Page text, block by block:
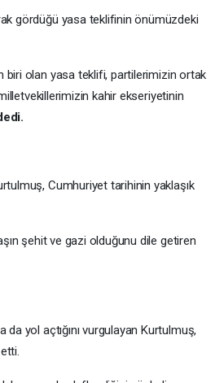
gördüğü yasa teklifinin önümüzdeki
biri olan yasa teklifi, partilerimizin ortak
kahir ekseriyetinin
Cumhuriyet tarihinin yaklaşık
şehit ve gazi olduğunu dile getiren
yol açtığını vurgulayan Kurtulmuş,